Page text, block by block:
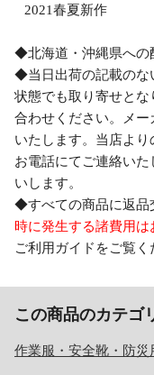
2021春夏新作
◆北海道・沖縄県への
◆当日出荷の記載のな
状態でも取り寄せと
合わせください。メ
いたします。当店より
お電話にてご連絡い
いします。
◆すべての商品に返品
時に発生する諸費用は
ご利用ガイドをご覧く
この商品のカテゴ
作業服・安全靴・防